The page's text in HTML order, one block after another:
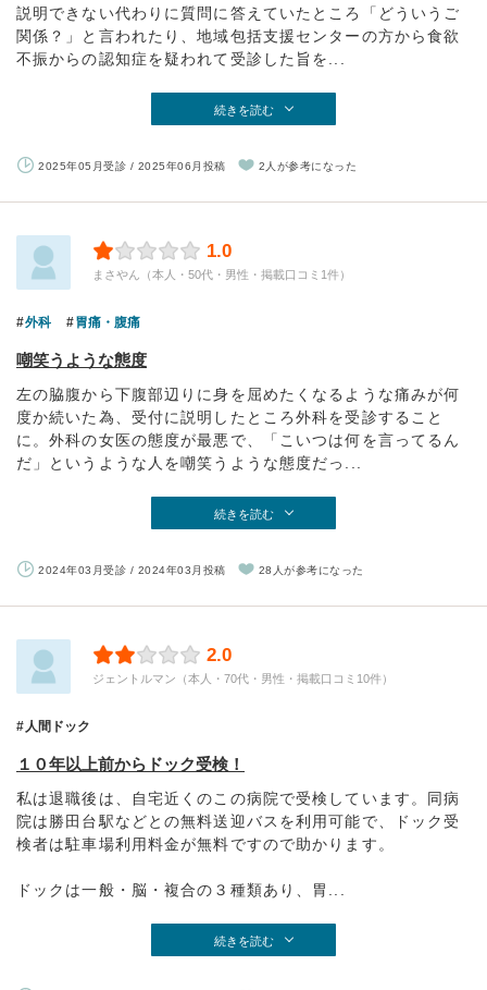
説明できない代わりに質問に答えていたところ「どういうご
関係？」と言われたり、地域包括支援センターの方から食欲
不振からの認知症を疑われて受診した旨を...
続きを読む
2025年05月受診 / 2025年06月投稿 2人が参考になった
1.0
まさやん（本人・50代・男性・掲載口コミ1件）
外科 胃痛・腹痛
嘲笑うような態度
左の脇腹から下腹部辺りに身を屈めたくなるような痛みが何
度か続いた為、受付に説明したところ外科を受診すること
に。外科の女医の態度が最悪で、「こいつは何を言ってるん
だ」というような人を嘲笑うような態度だっ...
続きを読む
2024年03月受診 / 2024年03月投稿 28人が参考になった
2.0
ジェントルマン（本人・70代・男性・掲載口コミ10件）
人間ドック
１０年以上前からドック受検！
私は退職後は、自宅近くのこの病院で受検しています。同病
院は勝田台駅などとの無料送迎バスを利用可能で、ドック受
検者は駐車場利用料金が無料ですので助かります。
ドックは一般・脳・複合の３種類あり、胃...
続きを読む